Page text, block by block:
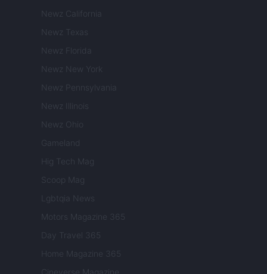
Newz California
Newz Texas
Newz Florida
Newz New York
Newz Pennsylvania
Newz Illinois
Newz Ohio
Gameland
Hig Tech Mag
Scoop Mag
Lgbtqia News
Motors Magazine 365
Day Travel 365
Home Magazine 365